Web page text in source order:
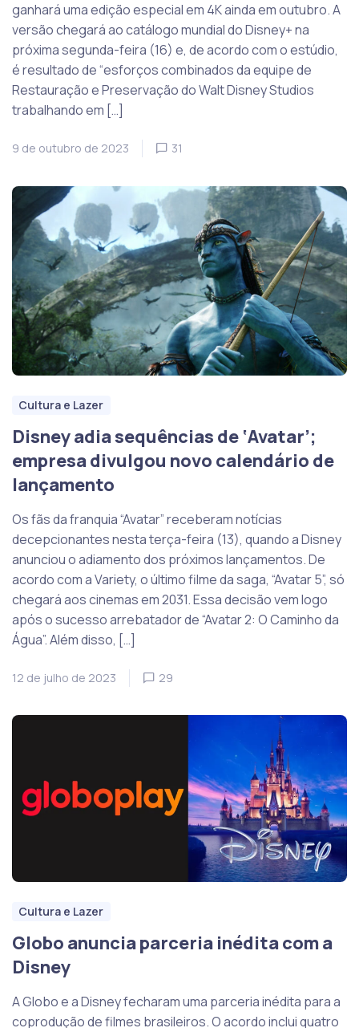
ganhará uma edição especial em 4K ainda em outubro. A
versão chegará ao catálogo mundial do Disney+ na
próxima segunda-feira (16) e, de acordo com o estúdio,
é resultado de “esforços combinados da equipe de
Restauração e Preservação do Walt Disney Studios
trabalhando em […]
9 de outubro de 2023 31
Cultura e Lazer
Disney adia sequências de ‘Avatar’;
empresa divulgou novo calendário de
lançamento
Os fãs da franquia “Avatar” receberam notícias
decepcionantes nesta terça-feira (13), quando a Disney
anunciou o adiamento dos próximos lançamentos. De
acordo com a Variety, o último filme da saga, “Avatar 5”, só
chegará aos cinemas em 2031. Essa decisão vem logo
após o sucesso arrebatador de “Avatar 2: O Caminho da
Água”. Além disso, […]
12 de julho de 2023 29
Cultura e Lazer
Globo anuncia parceria inédita com a
Disney
A Globo e a Disney fecharam uma parceria inédita para a
coprodução de filmes brasileiros. O acordo inclui quatro